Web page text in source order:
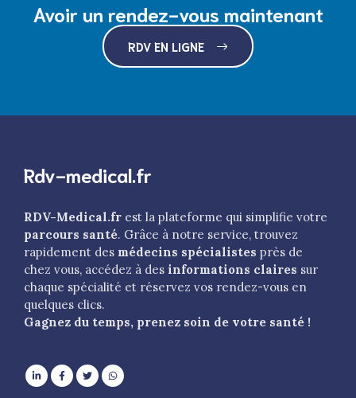
Avoir un rendez-vous maintenant
RDV EN LIGNE
Rdv-medical.fr
RDV-Medical.fr est la plateforme qui simplifie votre
parcours santé. Grâce à notre service, trouvez
rapidement des médecins spécialistes près de
chez vous, accédez à des informations claires sur
chaque spécialité et réservez vos rendez-vous en
quelques clics.
Gagnez du temps, prenez soin de votre santé !